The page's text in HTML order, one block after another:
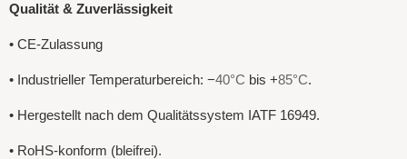
Qualität & Zuverlässigkeit
• CE-Zulassung
• Industrieller Temperaturbereich: −40°C bis +85°C.
• Hergestellt nach dem Qualitätssystem IATF 16949.
• RoHS-konform (bleifrei).